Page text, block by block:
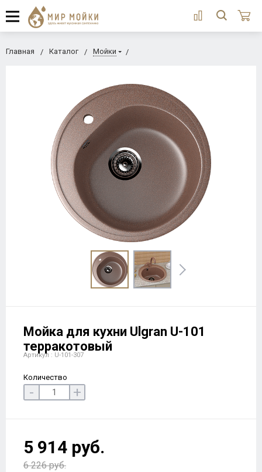
Главная Каталог Мойки
Мойка для кухни Ulgran U-101
терракотовый
Артикул : U-101-307
Количество
- +
5 914 руб.
6 226 руб.